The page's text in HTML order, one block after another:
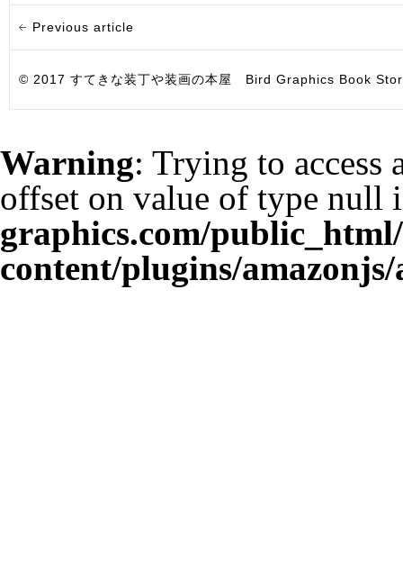
Previous article
© 2017 すてきな装丁や装画の本屋 Bird Graphics Book
Warning: Trying to access
offset on value of type null
graphics.com/
content/plugins/